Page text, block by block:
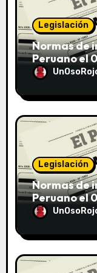
Legislación
Normas de
Peruano el
Legislación
Normas de
Peruano el